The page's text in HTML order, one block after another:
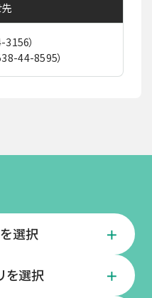
）
44-8595）
選択
を選択